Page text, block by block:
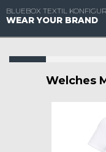
BLUEBOX TEXTIL
WEAR YOUR BRAND
Welches